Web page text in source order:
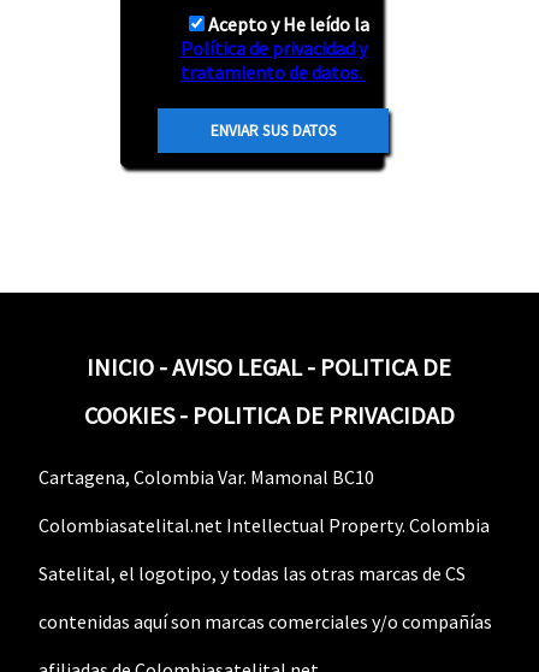
Acepto y He leído la
Política de privacidad y
tratamiento de datos.
INICIO -AVISO LEGAL- POLITICA DE
COOKIES- POLITICA DE PRIVACIDAD
Cartagena, Colombia Var. Mamonal BC10
Colombiasatelital.net Intellectual Property. Colombia
Satelital, el logotipo, y todas las otras marcas de CS
contenidas aquí son marcas comerciales y/o compañías